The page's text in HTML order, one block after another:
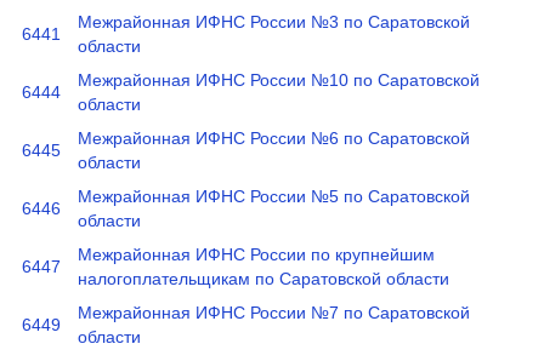
6441
Межрайонная ИФНС России №3 по Саратовской
области
6444
Межрайонная ИФНС России №10 по Саратовской
области
6445
Межрайонная ИФНС России №6 по Саратовской
области
6446
Межрайонная ИФНС России №5 по Саратовской
области
6447
Межрайонная ИФНС России по крупнейшим
налогоплательщикам по Саратовской области
6449
Межрайонная ИФНС России №7 по Саратовской
области